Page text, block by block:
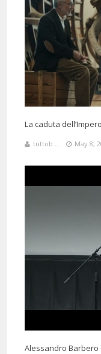
La caduta
tuttob ... May 8,
Alessandro Barbero